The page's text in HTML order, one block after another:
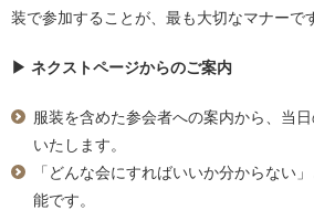
装で参加することが、最も大切なマナーで
▶ ネクストページからのご案内
服装を含めた参会者への案内から、当
いたします。
「どんな会にすればいいか分からない
能です。